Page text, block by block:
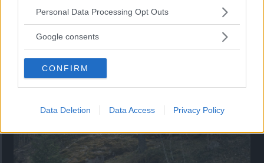
Please note that this website/app uses one or more Google
not limited to your visit or usage behaviour. You may click to
use your data for below specified purposes in below Google
consent section.
Personal Data Processing Opt Outs
Google consents
CONFIRM
Data Deletion Data Access Privacy Policy
Vi ställe nykomlingen mot Audi Q3 och Mazda CX-5.